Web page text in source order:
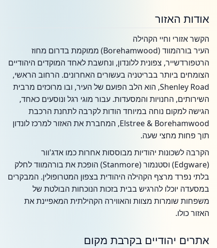
אודות האזור
הקשר אזורי וחיי הקהילה
העיר בורהמווד (Borehamwood) ממוקמת בדרום מחוז
הרטפורדשייר, צפונית ללונדון, ונחשבת לאחד המוקדים היהודיים
הצומחים ביותר בבריטניה בעשורים האחרונים. הרחוב הראשי,
Shenley Road, הוא הלב הפועם של העיר, ובו מרוכזים מרבית
השירותים, החנויות והמסעדות. עבור מוגי רגל ונוסעים כאחד,
הגישה למקום נוחה במיוחד הודות לקרבה לתחנת הרכבת
Elstree & Borehamwood, המחברת את האזור למרכז לונדון
תוך פחות מחצי שעה.
הקרבה לשכונות יהודיות מבוססות אחרות כמו אדג'וור
(Edgware) וסטנמור (Stanmore) הופכת את בורהמווד לחלק
בלתי נפרד מרצף הקהילה היהודית בצפון המטרופולין. המבקרים
במסעדה יוכלו להרגיש בבית בזכות הנוכחות הבולטת של
משפחות שומרות מצוות והאווירה הקהילתית המאפיינת את
האזור כולו.
אתרים יהודיים בקרבת מקום